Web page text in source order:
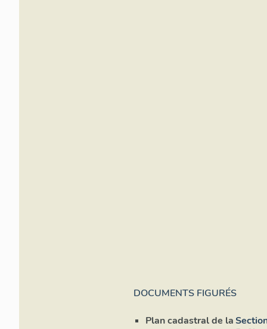
DOCUMENTS FIGURÉS
Plan cadastral de la